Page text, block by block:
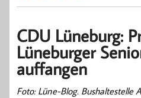
CDU Lüneburg:
Lüneburger
auffangen
Foto: Lüne-Blog. Bushaltestelle